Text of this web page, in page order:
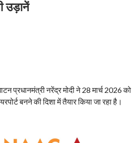
उड़ानें
प्रधानमंत्री नरेंद्र मोदी ने 28 मार्च 2026 को
बनने की दिशा में तैयार किया जा रहा है।